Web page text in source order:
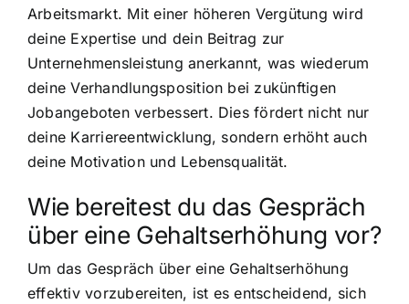
Arbeitsmarkt. Mit einer höheren Vergütung wird
deine Expertise und dein Beitrag zur
Unternehmensleistung anerkannt, was wiederum
deine Verhandlungsposition bei zukünftigen
Jobangeboten verbessert. Dies fördert nicht nur
deine Karriereentwicklung, sondern erhöht auch
deine Motivation und Lebensqualität.
Wie bereitest du das Gespräch
über eine Gehaltserhöhung vor?
Um das Gespräch über eine Gehaltserhöhung
effektiv vorzubereiten, ist es entscheidend, sich